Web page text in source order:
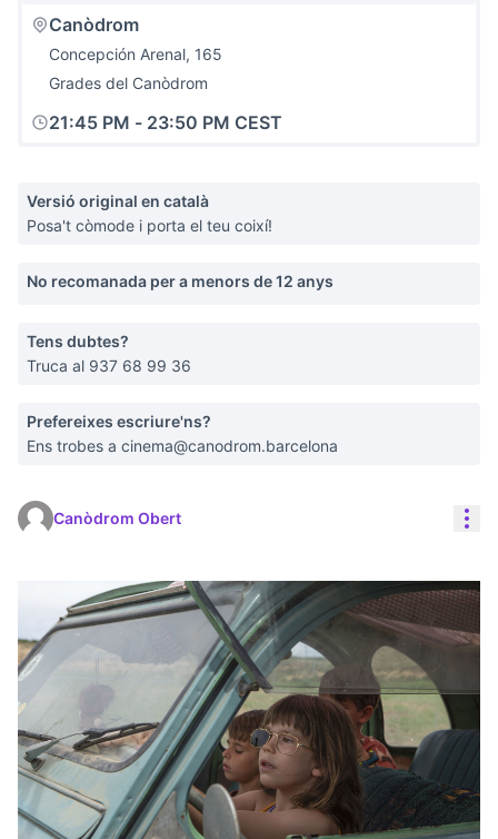
Canòdrom
Concepción Arenal, 165
Grades del Canòdrom
21:45 PM - 23:50 PM CEST
Versió original en català
Posa't còmode i porta el teu coixí!
No recomanada per a menors de 12 anys
Tens dubtes?
Truca al 937 68 99 36
Prefereixes escriure'ns?
Ens trobes a cinema@canodrom.barcelona
Canòdrom Obert